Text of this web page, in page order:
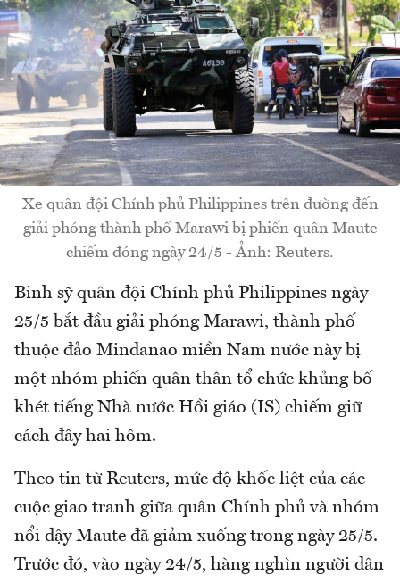
Xe quân đội Chính phủ Philippines trên đường đến
giải phóng thành phố Marawi bị phiến quân Maute
chiếm đóng ngày 24/5 - Ảnh: Reuters.
Binh sỹ quân đội Chính phủ Philippines ngày
25/5 bắt đầu giải phóng Marawi, thành phố
thuộc đảo Mindanao miền Nam nước này bị
một nhóm phiến quân thân tổ chức khủng bố
khét tiếng Nhà nước Hồi giáo (IS) chiếm giữ
cách đây hai hôm.
Theo tin từ Reuters, mức độ khốc liệt của các
cuộc giao tranh giữa quân Chính phủ và nhóm
nổi dậy Maute đã giảm xuống trong ngày 25/5.
Trước đó, vào ngày 24/5, hàng nghìn người dân